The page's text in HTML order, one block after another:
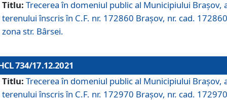
Titlu: Trecerea în domeniul public al Municipiului Braşov,
terenului înscris în C.F. nr. 172860 Brașov, nr. cad.
zona str. Bârsei.
734/17.12.2021
Titlu: Trecerea în domeniul public al Municipiului Braşov,
terenului înscris în C.F. nr. 172970 Brașov, nr. cad.